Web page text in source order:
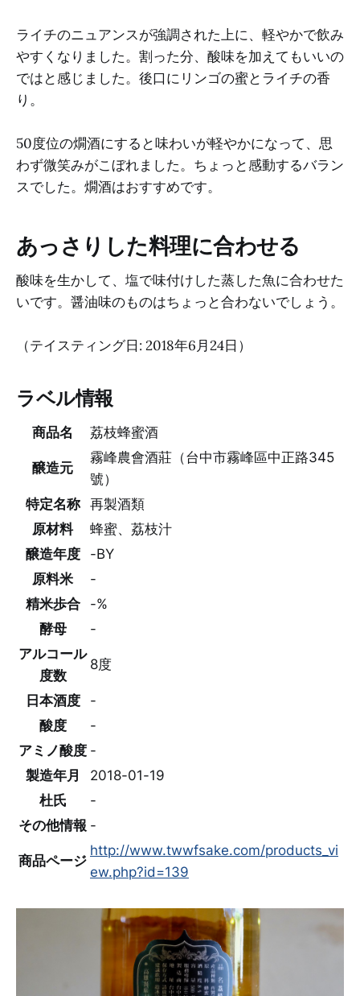
ライチのニュアンスが強調された上に、軽やかで飲み
やすくなりました。割った分、酸味を加えてもいいの
ではと感じました。後口にリンゴの蜜とライチの香
り。
50度位の燗酒にすると味わいが軽やかになって、思
わず微笑みがこぼれました。ちょっと感動するバラン
スでした。燗酒はおすすめです。
あっさりした料理に合わせる
酸味を生かして、塩で味付けした蒸した魚に合わせた
いです。醤油味のものはちょっと合わないでしょう。
（テイスティング日: 2018年6月24日）
ラベル情報
商品名 荔枝蜂蜜酒
醸造元
霧峰農會酒莊（台中市霧峰區中正路345
號）
特定名称
再製酒類
原材料
蜂蜜、荔枝汁
醸造年度
-BY
原料米
-
精米歩合
-%
酵母
-
アルコール
度数
8度
日本酒度
-
酸度
-
アミノ酸度 -
製造年月
2018-01-19
杜氏
-
その他情報 -
商品ページ
http://www.twwfsake.com/products_vi
ew.php?id=139